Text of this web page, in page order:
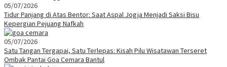
05/07/2026
Tidur Panjang di Atas Bentor: Saat Aspal Jogja Menjadi Saksi Bisu
Kepergian Pejuang Nafkah
05/07/2026
Satu Tangan Tergapai, Satu Terlepas: Kisah Pilu Wisatawan Terseret
Ombak Pantai Goa Cemara Bantul